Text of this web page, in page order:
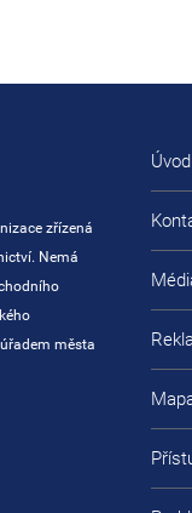
zřízená
Nemá
města
Úvod